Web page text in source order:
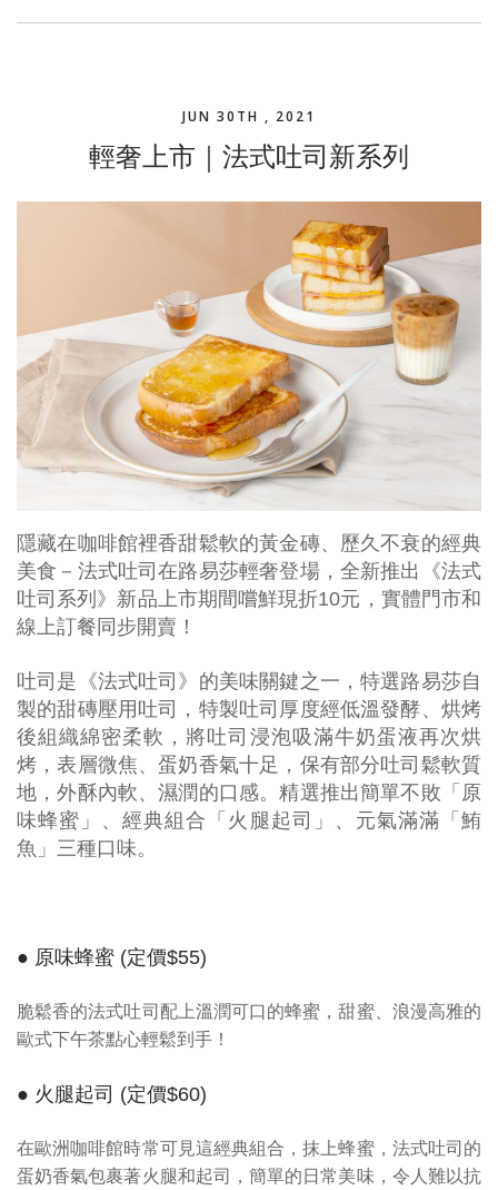
JUN 30TH , 2021
輕奢上市｜法式吐司新系列
隱藏在咖啡館裡香甜鬆軟的黃金磚、歷久不衰的經典
美食－法式吐司在路易莎輕奢登場，全新推出《法式
吐司系列》新品上市期間嚐鮮現折10元，實體門市和
線上訂餐同步開賣！
吐司是《法式吐司》的美味關鍵之一，特選路易莎自
製的甜磚壓用吐司，特製吐司厚度經低溫發酵、烘烤
後組織綿密柔軟，將吐司浸泡吸滿牛奶蛋液再次烘
烤，表層微焦、蛋奶香氣十足，保有部分吐司鬆軟質
地，外酥內軟、濕潤的口感。精選推出簡單不敗「原
味蜂蜜」、經典組合「火腿起司」、元氣滿滿「鮪
魚」三種口味。
● 原味蜂蜜 (定價$55)
脆鬆香的法式吐司配上溫潤可口的蜂蜜，甜蜜、浪漫高雅的
歐式下午茶點心輕鬆到手！
● 火腿起司 (定價$60)
在歐洲咖啡館時常可見這經典組合，抹上蜂蜜，法式吐司的
蛋奶香氣包裹著火腿和起司，簡單的日常美味，令人難以抗